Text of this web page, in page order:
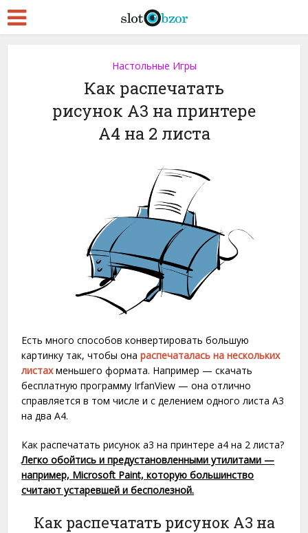
Настольные Игры
Как распечатать
рисунок A3 на принтере
A4 на 2 листа
Есть много способов конвертировать большую
картинку так, чтобы онараспечаталась на нескольких
листахменьшего формата. Например — скачать
бесплатную программу IrfanView — она отлично
справляется в том числе и с делением одного листа А3
на два A4.
Как распечатать рисунок а3 на принтере а4 на 2 листа?
Легко обойтись и предустановленными утилитами —
например, Microsoft Paint, которую большинство
считают устаревшей и бесполезной.
Как распечатать рисунок A3 на